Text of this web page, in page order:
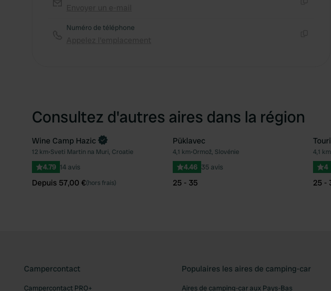
Numéro de téléphone
Consultez d'autres aires dans la région
Préféré
Reserve maintenant
Wine Camp Hazic
12 km•Sveti Martin na Muri, Croatie
4.79 14 avis
Depuis 57,00 €(hors frais)
Préféré
Püklavec
4,1 km•Ormož, Slovénie
4.46 35 avis
25 - 35
4,1 km
4
25 -
Campercontact
Campercontact PRO+
Populaires les aires de camping-car
Aires de camping-car aux Pays-Bas